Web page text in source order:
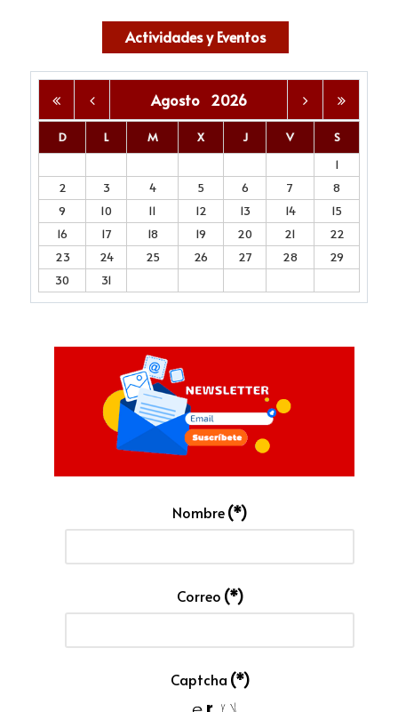
Actividades y Eventos
Agosto 2026
D L M X J V
S
1
2
3 4 5 6 7
8
9
10 11 12 13 14
15
16
17 18 19 20 21
22
23
24 25 26 27 28
29
30
31
Nombre(*)
Correo (*)
Captcha (*)